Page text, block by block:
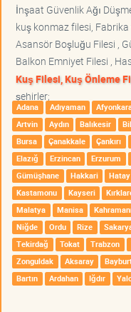
İnşaat Güvenlik Ağı
kuş konmaz filesi,
Asansör Boşluğu Filesi ,
Balkon Emniyet Filesi ,
Kuş Filesi, Kuş Önleme
şehirler;
Adana Adıyaman
Artvin
Aydın Balıkesir
Bursa
Çanakkale Çankırı
Elazığ
Erzincan Erzurum
Gümüşhane
Hakkari Hatay
Kastamonu
Kayseri
Malatya
Manisa
Niğde
Ordu Rize
Tekirdağ
Tokat Trabzon
Zonguldak
Aksaray
Bartın
Ardahan Iğdır